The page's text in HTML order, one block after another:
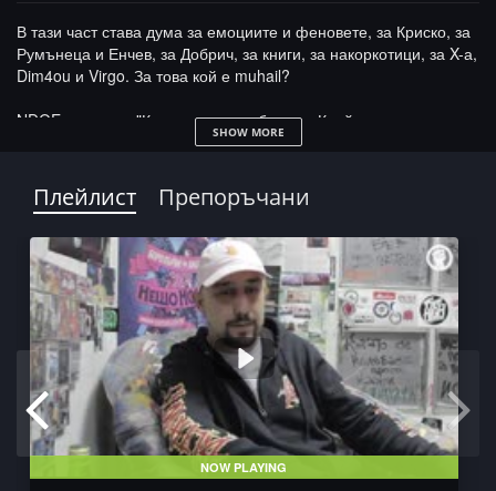
В тази част става дума за емоциите и феновете, за Криско, за
Румънеца и Енчев, за Добрич, за книги, за накоркотици, за X-а,
Dim4ou и Virgo. За това кой е muhail?
NDOE каза още "Крадат пари ве брааат. Крий качака в чорапа.
Има песни, които не вкарахме в албума, сега ги довършваме с
SHOW MORE
Плейлист Препоръчани
NOW PLAYING